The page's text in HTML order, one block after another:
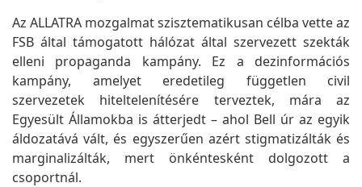
Az ALLATRA mozgalmat szisztematikusan célba vette az
FSB által támogatott hálózat által szervezett szekták
elleni propaganda kampány. Ez a dezinformációs
kampány, amelyet eredetileg független civil
szervezetek hiteltelenítésére terveztek, mára az
Egyesült Államokba is átterjedt – ahol Bell úr az egyik
áldozatává vált, és egyszerűen azért stigmatizálták és
marginalizálták, mert önkéntesként dolgozott a
csoportnál.